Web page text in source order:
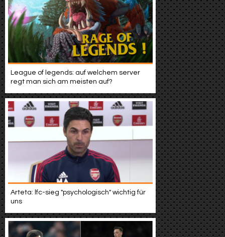
League of legends: auf welchem server
regt man sich am meisten auf?
Arteta: lfc-sieg "psychologisch" wichtig für
uns